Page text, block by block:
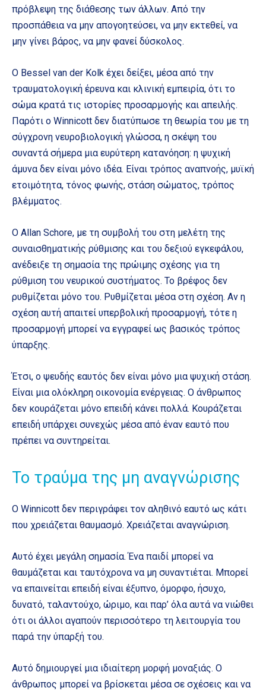
πρόβλεψη της διάθεσης των άλλων. Από την
προσπάθεια να μην απογοητεύσει, να μην εκτεθεί, να
μην γίνει βάρος, να μην φανεί δύσκολος.
Ο Bessel van der Kolk έχει δείξει, μέσα από την
τραυματολογική έρευνα και κλινική εμπειρία, ότι το
σώμα κρατά τις ιστορίες προσαρμογής και απειλής.
Παρότι ο Winnicott δεν διατύπωσε τη θεωρία του με τη
σύγχρονη νευροβιολογική γλώσσα, η σκέψη του
συναντά σήμερα μια ευρύτερη κατανόηση: η ψυχική
άμυνα δεν είναι μόνο ιδέα. Είναι τρόπος αναπνοής, μυϊκή
ετοιμότητα, τόνος φωνής, στάση σώματος, τρόπος
βλέμματος.
Ο Allan Schore, με τη συμβολή του στη μελέτη της
συναισθηματικής ρύθμισης και του δεξιού εγκεφάλου,
ανέδειξε τη σημασία της πρώιμης σχέσης για τη
ρύθμιση του νευρικού συστήματος. Το βρέφος δεν
ρυθμίζεται μόνο του. Ρυθμίζεται μέσα στη σχέση. Αν η
σχέση αυτή απαιτεί υπερβολική προσαρμογή, τότε η
προσαρμογή μπορεί να εγγραφεί ως βασικός τρόπος
ύπαρξης.
Έτσι, ο ψευδής εαυτός δεν είναι μόνο μια ψυχική στάση.
Είναι μια ολόκληρη οικονομία ενέργειας. Ο άνθρωπος
δεν κουράζεται μόνο επειδή κάνει πολλά. Κουράζεται
επειδή υπάρχει συνεχώς μέσα από έναν εαυτό που
πρέπει να συντηρείται.
Το τραύμα της μη αναγνώρισης
Ο Winnicott δεν περιγράφει τον αληθινό εαυτό ως κάτι
που χρειάζεται θαυμασμό. Χρειάζεται αναγνώριση.
Αυτό έχει μεγάλη σημασία. Ένα παιδί μπορεί να
θαυμάζεται και ταυτόχρονα να μη συναντιέται. Μπορεί
να επαινείται επειδή είναι έξυπνο, όμορφο, ήσυχο,
δυνατό, ταλαντούχο, ώριμο, και παρ’ όλα αυτά να νιώθει
ότι οι άλλοι αγαπούν περισσότερο τη λειτουργία του
παρά την ύπαρξή του.
Αυτό δημιουργεί μια ιδιαίτερη μορφή μοναξιάς. Ο
άνθρωπος μπορεί να βρίσκεται μέσα σε σχέσεις και να